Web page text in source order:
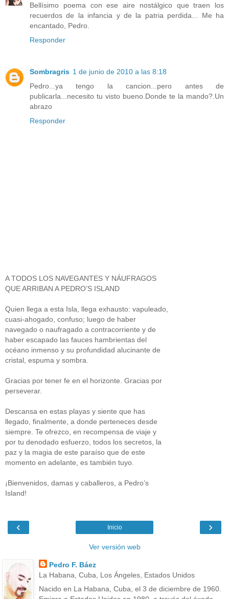
Bellísimo poema con ese aire nostálgico que traen los
recuerdos de la infancia y de la patria perdida... Me ha
encantado, Pedro.
Responder
Sombragris 1 de junio de 2010 a las 8:18
Pedro...ya tengo la cancion...pero antes de
publicarla...necesito tu visto bueno.Donde te la mando?.Un
abrazo
Responder
A TODOS LOS NAVEGANTES Y NÁUFRAGOS
QUE ARRIBAN A PEDRO’S ISLAND
Quien llega a esta Isla, llega exhausto: vapuleado,
cuasi-ahogado, confuso; luego de haber
navegado o naufragado a contracorriente y de
haber escapado las fauces hambrientas del
océano inmenso y su profundidad alucinante de
cristal, espuma y sombra.
Gracias por tener fe en el horizonte. Gracias por
perseverar.
Descansa en estas playas y siente que has
llegado, finalmente, a donde perteneces desde
siempre. Te ofrezco, en recompensa de viaje y
por tu denodado esfuerzo, todos los secretos, la
paz y la magia de este paraíso que de este
momento en adelante, es también tuyo.
¡Bienvenidos, damas y caballeros, a Pedro’s
Island!
‹ ›
Inicio
Ver versión web
Pedro F. Báez
La Habana, Cuba, Los Ángeles, Estados Unidos
Nacido en La Habana, Cuba, el 3 de diciembre de 1960.